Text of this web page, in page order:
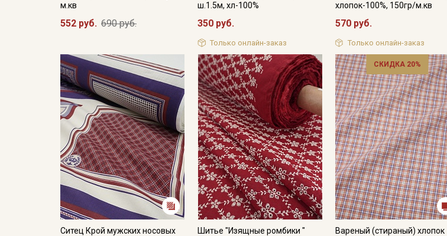
м.кв
552 руб. 690 руб.
ш.1.5м, хл-100%
350 руб.
Только онлайн-заказ
хлопок-100%, 150гр/м.кв
570 руб.
Только онлайн-заказ
Ситец Крой мужских носовых
Шитье "Изящные ромбики "
СКИДКА 20%
Вареный (стираный) хлопок